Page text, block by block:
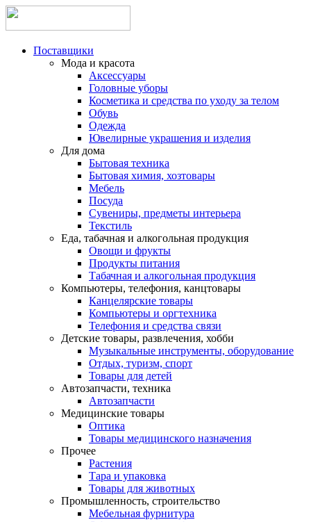
Поставщики
Мода и красота
Аксессуары
Головные уборы
Косметика и средства по уходу за телом
Обувь
Одежда
Ювелирные украшения и изделия
Для дома
Бытовая техника
Бытовая химия, хозтовары
Мебель
Посуда
Сувениры, предметы интерьера
Текстиль
Еда, табачная и алкогольная продукция
Овощи и фрукты
Продукты питания
Табачная и алкогольная продукция
Компьютеры, телефония, канцтовары
Канцелярские товары
Компьютеры и оргтехника
Телефония и средства связи
Детские товары, развлечения, хобби
Музыкальные инструменты, оборудование
Отдых, туризм, спорт
Товары для детей
Автозапчасти, техника
Автозапчасти
Медицинские товары
Оптика
Товары медицинского назначения
Прочее
Растения
Тара и упаковка
Товары для животных
Промышленность, строительство
Мебельная фурнитура